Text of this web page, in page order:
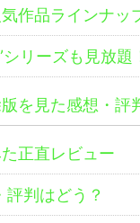
作品ラインナッ
リーズも見放題
を見た感想・評
正直レビュー
判はどう？